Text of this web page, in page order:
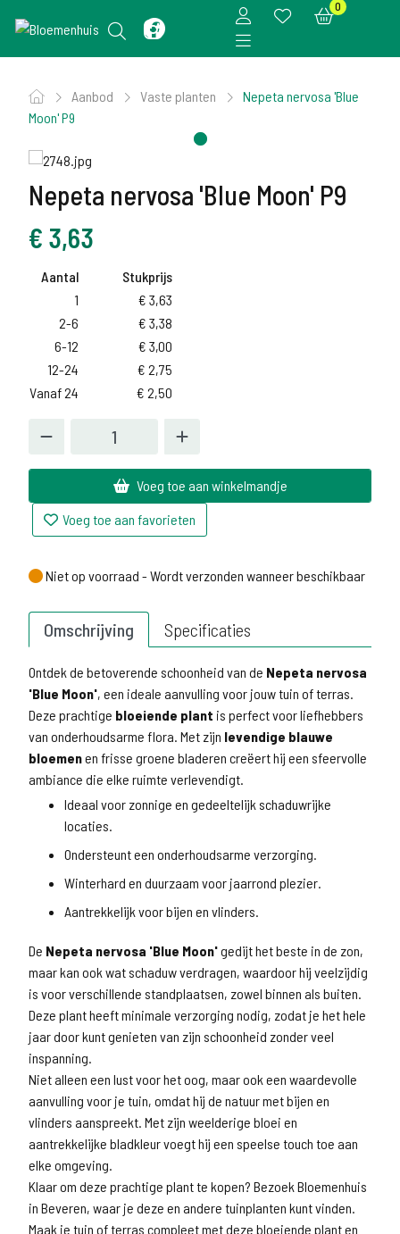
0
Aanbod Vaste planten
Nepeta nervosa 'Blue
Moon' P9
Nepeta nervosa 'Blue Moon' P9
€ 3,63
Aantal
Stukprijs
1
€ 3,63
2-6
€ 3,38
6-12
€ 3,00
12-24
€ 2,75
Vanaf 24
€ 2,50
Voeg toe aan winkelmandje
Voeg toe aan favorieten
Niet op voorraad - Wordt verzonden wanneer beschikbaar
Niet op voorraad - Wordt verzonden wanneer beschikbaar
Omschrijving Specificaties
Ontdek de betoverende schoonheid van de Nepeta nervosa
'Blue Moon', een ideale aanvulling voor jouw tuin of terras.
Deze prachtige bloeiende plant is perfect voor liefhebbers
van onderhoudsarme flora. Met zijn levendige blauwe
bloemenen frisse groene bladeren creëert hij een sfeervolle
ambiance die elke ruimte verlevendigt.
Ideaal voor zonnige en gedeeltelijk schaduwrijke
locaties.
Ondersteunt een onderhoudsarme verzorging.
Winterhard en duurzaam voor jaarrond plezier.
Aantrekkelijk voor bijen en vlinders.
De Nepeta nervosa 'Blue Moon'gedijt het beste in de zon,
maar kan ook wat schaduw verdragen, waardoor hij veelzijdig
is voor verschillende standplaatsen, zowel binnen als buiten.
Deze plant heeft minimale verzorging nodig, zodat je het hele
jaar door kunt genieten van zijn schoonheid zonder veel
inspanning.
Niet alleen een lust voor het oog, maar ook een waardevolle
aanvulling voor je tuin, omdat hij de natuur met bijen en
vlinders aanspreekt. Met zijn weelderige bloei en
aantrekkelijke bladkleur voegt hij een speelse touch toe aan
elke omgeving.
Klaar om deze prachtige plant te kopen? Bezoek Bloemenhuis
in Beveren, waar je deze en andere tuinplanten kunt vinden.
Maak je tuin of terras compleet met deze bloeiende plant en